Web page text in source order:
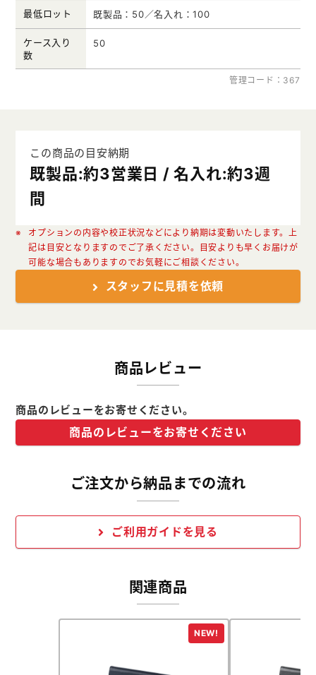
最低ロット 既製品：50／名入れ：100
ケース入り
数
50
管理コード：367
この商品の目安納期
既製品:約3営業日 / 名入れ:約3週
間
オプションの内容や校正状況などにより納期は変動いたします。上
記は目安となりますのでご了承ください。目安よりも早くお届けが
可能な場合もありますのでお気軽にご相談ください。
スタッフに見積を依頼
商品レビュー
商品のレビューをお寄せください。
商品のレビューをお寄せください
ご注文から納品までの流れ
ご利用ガイドを見る
関連商品